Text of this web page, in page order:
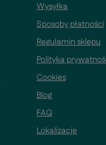
Wysyłka
Sposoby płatności
Regulamin sklepu
Polityka
Cookies
Blog
FAQ
Lokalizacje